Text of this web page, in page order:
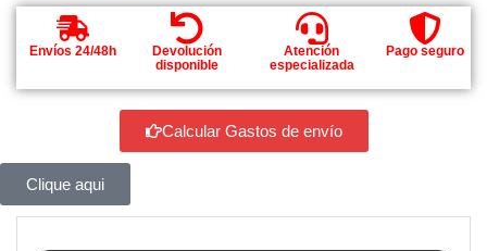
Envíos 24/48h
Devolución
disponible
Atención
especializada
Pago seguro
Calcular Gastos de envío
Clique aqui